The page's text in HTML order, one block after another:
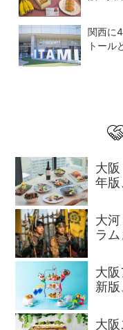
関西に
トール
大
年
大
ラム
大
新
大